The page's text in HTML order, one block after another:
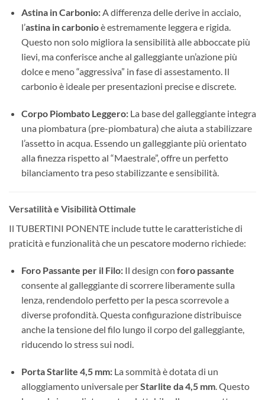
Astina in Carbonio:A differenza delle derive in acciaio,
l’astina in carbonioè estremamente leggera e rigida.
Questo non solo migliora la sensibilità alle abboccate più
lievi, ma conferisce anche al galleggiante un’azione più
dolce e meno “aggressiva” in fase di assestamento. Il
carbonio è ideale per presentazioni precise e discrete.
Corpo Piombato Leggero:La base del galleggiante integra
una piombatura (pre-piombatura) che aiuta a stabilizzare
l’assetto in acqua. Essendo un galleggiante più orientato
alla finezza rispetto al “Maestrale”, offre un perfetto
bilanciamento tra peso stabilizzante e sensibilità.
Versatilità e Visibilità Ottimale
Il TUBERTINI PONENTE include tutte le caratteristiche di
praticità e funzionalità che un pescatore moderno richiede:
Foro Passante per il Filo:Il design con foro passante
consente al galleggiante di scorrere liberamente sulla
lenza, rendendolo perfetto per la pesca scorrevole a
diverse profondità. Questa configurazione distribuisce
anche la tensione del filo lungo il corpo del galleggiante,
riducendo lo stress sui nodi.
Porta Starlite 4,5 mm:La sommità è dotata di un
alloggiamento universale perStarlite da 4,5 mm. Questo